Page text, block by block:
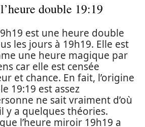
double 19:19
est une heure double
les jours à 19h19. Elle est
une heure magique par
car elle est censée
et chance. En fait, l’origine
19:19 est assez
ne sait vraiment d’où
y a quelques théories.
l’heure miroir 19h19 a